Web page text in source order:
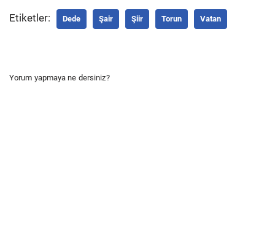
Etiketler: Dede Şair Şiir Torun Vatan
Yorum yapmaya ne dersiniz?